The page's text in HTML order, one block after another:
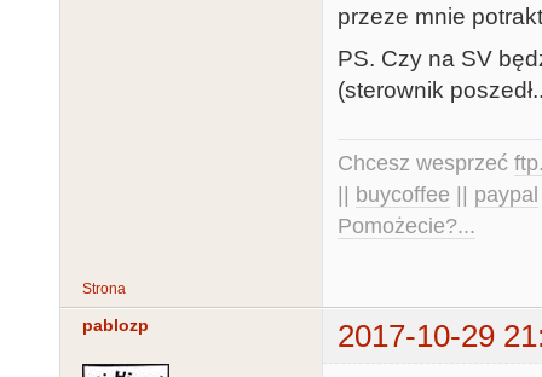
przeze mnie
PS. Czy na SV
(sterownik
Chcesz wesprzeć
|| buycoffee || paypal
Pomożecie?...
Strona
pablozp 2017-10-29